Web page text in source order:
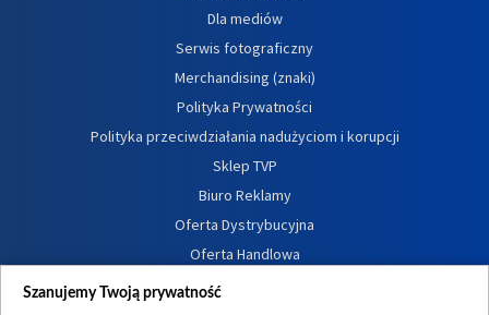
Dla mediów
Serwis fotograficzny
Merchandising (znaki)
Polityka Prywatności
Polityka przeciwdziałania nadużyciom i korupcji
Sklep TVP
Biuro Reklamy
Oferta Dystrybucyjna
Oferta Handlowa
Dostępność
Szanujemy Twoją prywatność